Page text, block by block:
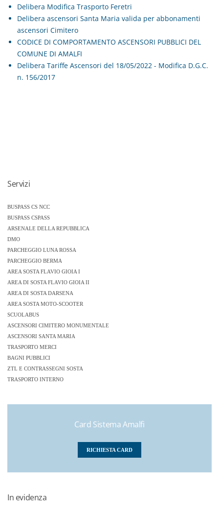
Delibera Modifica Trasporto Feretri
Delibera ascensori Santa Maria valida per abbonamenti
ascensori Cimitero
CODICE DI COMPORTAMENTO ASCENSORI PUBBLICI DEL
COMUNE DI AMALFI
Delibera Tariffe Ascensori del 18/05/2022 - Modifica D.G.C.
n. 156/2017
Servizi
BUSPASS CS NCC
BUSPASS CSPASS
ARSENALE DELLA REPUBBLICA
DMO
PARCHEGGIO LUNA ROSSA
PARCHEGGIO BERMA
AREA SOSTA FLAVIO GIOIA I
AREA DI SOSTA FLAVIO GIOIA II
AREA DI SOSTA DARSENA
AREA SOSTA MOTO-SCOOTER
SCUOLABUS
ASCENSORI CIMITERO MONUMENTALE
ASCENSORI SANTA MARIA
TRASPORTO MERCI
BAGNI PUBBLICI
ZTL E CONTRASSEGNI SOSTA
TRASPORTO INTERNO
Card Sistema Amalfi
RICHIESTA CARD
In evidenza